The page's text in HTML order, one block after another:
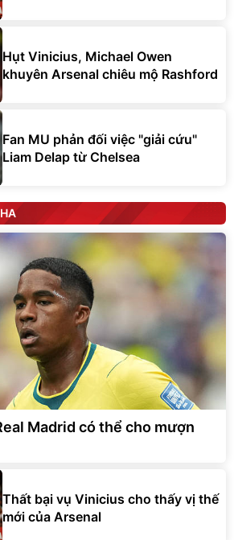
Hụt Vinicius, Michael Owen
khuyên Arsenal chiêu mộ Rashford
Fan MU phản đối việc "giải cứu"
Liam Delap từ Chelsea
Madrid có thể cho mượn
Thất bại vụ Vinicius cho thấy vị thế
mới của Arsenal